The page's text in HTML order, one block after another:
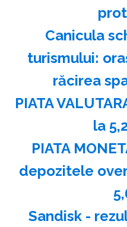
Canicula
turismului:
răcirea
PIATA
la
PIATA
depozitele
Sandisk -